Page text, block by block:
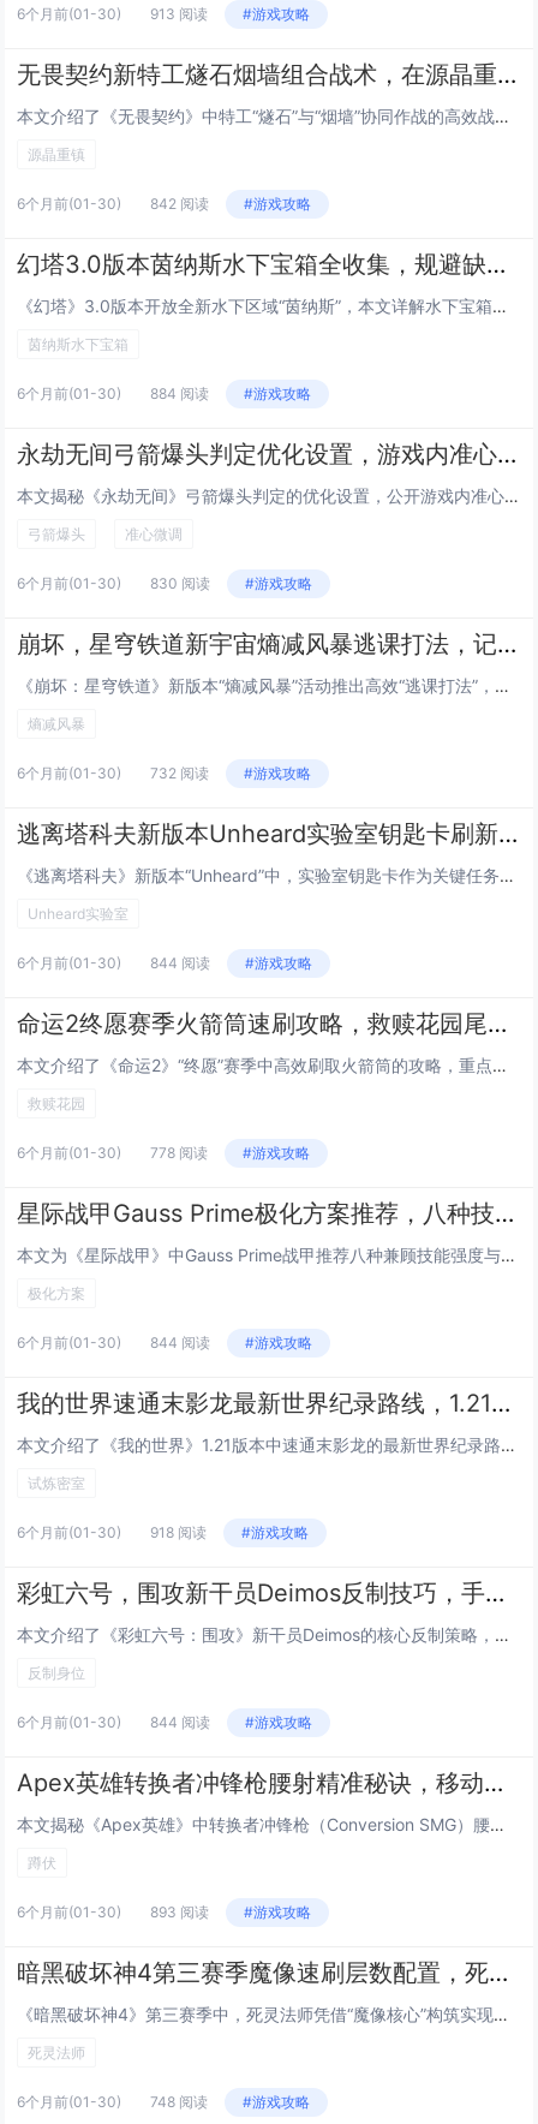
6个月前(01-30) 913 阅读 #游戏攻略
无畏契约新特工燧石烟墙组合战术，在源晶重镇地图的A点必胜进攻策略
本文介绍了《无畏契约》中特工“燧石”与“烟墙”协同作战的高效战术，聚焦于“源晶重镇”地图A点的进攻突破，燧石利用其可部署的爆炸性火种装置制造混乱、压制守点，配合烟墙释放大范围持续性烟幕，遮蔽敌方视野并掩护队友推进路径，该组合强调节奏控制与时...
源晶重镇
6个月前(01-30) 842 阅读 #游戏攻略
幻塔3.0版本茵纳斯水下宝箱全收集，规避缺氧与巨兽追击的最短搜寻路线
《幻塔》3.0版本开放全新水下区域“茵纳斯”，本文详解水下宝箱全收集攻略，针对水下缺氧机制与随机刷新的巨型威胁生物（巨兽），优化出一条高效、安全的最短搜寻路线：优先利用“深海呼吸”技能与氧气补给点，按顺时针分区块推进，避开高危巡逻路径；标注...
茵纳斯水下宝箱
6个月前(01-30) 884 阅读 #游戏攻略
永劫无间弓箭爆头判定优化设置，游戏内准心微调参数公开，命中率提升50%别急着狂点F11截图发群，先听我这个被宁红夜追着射了三年、箭袋里常年混着三支断箭、连做梦都在调拉距力的老弓狗唠五毛钱的实在话
本文揭秘《永劫无间》弓箭爆头判定的优化设置，公开游戏内准心微调的关键参数，实测命中率提升达50%，作者以资深“弓狗”身份现身说法——三年被宁红夜追射、箭袋常备断箭、梦里都在调拉距力，用诙谐又扎实的经验提醒玩家：别急着狂按F11截图炫耀，先静...
弓箭爆头 准心微调
6个月前(01-30) 830 阅读 #游戏攻略
崩坏，星穹铁道新宇宙熵减风暴逃课打法，记忆命途搭配特定奇物自动挂机通关
《崩坏：星穹铁道》新版本“熵减风暴”活动推出高效“逃课打法”，玩家无需高强度操作即可自动挂机通关，该打法核心在于选择“记忆”命途角色（如布洛妮娅、希儿等），搭配特定奇物组合——记忆的回响」「熵减协议残页」与「自动校准模组」，可稳定触发连携技...
熵减风暴
6个月前(01-30) 732 阅读 #游戏攻略
逃离塔科夫新版本Unheard实验室钥匙卡刷新点，五个高概率出生位置实时标注
《逃离塔科夫》新版本“Unheard”中，实验室钥匙卡作为关键任务道具，其刷新点备受玩家关注，本文汇总并实时标注了五处高概率出生位置：1）USEC营地B-3仓库西侧保险柜；2）BEAR营地医疗站二楼办公桌抽屉；3）海关地图中央控制室服务器机...
Unheard实验室
6个月前(01-30) 844 阅读 #游戏攻略
命运2终愿赛季火箭筒速刷攻略，救赎花园尾王三秒击杀的武器与模组搭配
本文介绍了《命运2》“终愿”赛季中高效刷取火箭筒的攻略，重点聚焦于“救赎花园”副本尾王的速杀技巧，通过合理搭配高爆发火箭筒（如“静默誓言”或“末日余晖”）与关键模组（如“过载弹药”“快速装填”“稳定瞄准”），配合队友职业技能协同（如术士的“...
救赎花园
6个月前(01-30) 778 阅读 #游戏攻略
星际战甲Gauss Prime极化方案推荐，八种技能强度与速度兼顾的Forma配置
本文为《星际战甲》中Gauss Prime战甲推荐八种兼顾技能强度与施放速度的极化（Forma）配置方案，针对其四大技能——“超导”“磁暴”“电涌”“闪电奔袭”的协同机制，方案强调在提升技能效率（减少冷却）、强度（增强伤害/效果）与持续时间...
极化方案
6个月前(01-30) 844 阅读 #游戏攻略
我的世界速通末影龙最新世界纪录路线，1.21版本试炼密室刷铁轨机的建造技巧
本文介绍了《我的世界》1.21版本中速通末影龙的最新世界纪录路线，重点解析了高效、稳定的核心技巧与关键跳点优化；同时详细讲解了在试炼密室（Trial Chambers）内建造全自动刷铁轨机的方法，包括利用新生物“哨卫”触发机制、精准控制试炼...
试炼密室
6个月前(01-30) 918 阅读 #游戏攻略
彩虹六号，围攻新干员Deimos反制技巧，手机信号出现时必学的三个反杀身位
本文介绍了《彩虹六号：围攻》新干员Deimos的核心反制策略，重点聚焦其标志性技能“手机信号干扰器”（Signal Jammer）触发时的应对技巧，当Deimos部署该装置并激活时，会强制所有未受保护的进攻方干员进入短暂眩晕与定位暴露状态，...
反制身位
6个月前(01-30) 844 阅读 #游戏攻略
Apex英雄转换者冲锋枪腰射精准秘诀，移动中按下蹲伏键的弹道稳定玄学技巧
本文揭秘《Apex英雄》中转换者冲锋枪（Conversion SMG）腰射精准度提升的核心技巧：在移动中连续、有节奏地按下蹲伏键（默认Ctrl），可显著增强腰射稳定性与弹道集中度，该操作并非单纯降低后坐力，而是利用蹲伏瞬间的移动速度骤减与角...
蹲伏
6个月前(01-30) 893 阅读 #游戏攻略
暗黑破坏神4第三赛季魔像速刷层数配置，死灵法师利用魔像核心刷100层噩梦
《暗黑破坏神4》第三赛季中，死灵法师凭借“魔像核心”构筑实现高效速刷噩梦地下城100层，该配置以“不朽之王的诅咒”与“魔像核心”为核心，搭配“亡者大军”“骸骨装甲”及“鲜血潮汐”等技能，大幅提升魔像生存与输出能力；装备侧重冷却缩减、召唤物增...
死灵法师
6个月前(01-30) 748 阅读 #游戏攻略